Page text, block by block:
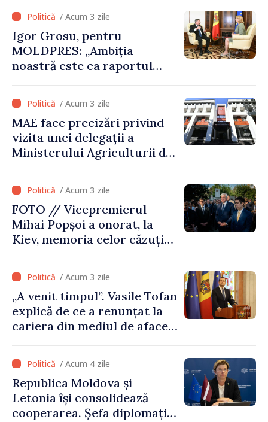
alegerea. Ne-am alăturat
Ucrainei”/ Acum 3 zile
Igor Grosu, pentru
MOLDPRES: „Ambiția
noastră este ca raportul
an să fie și mai bun”
/ Acum 3 zile
MAE face precizări privind
vizita unei delegații a
Ministerului Agriculturii din
/ Acum 3 zile
FOTO // Vicepremierul
Mihai Popșoi a onorat, la
Kiev, memoria celor căzuți
„Acest război trebuie să
înceteze”/ Acum 3 zile
„A venit timpul”. Vasile Tofan
explică de ce a renunțat la
cariera din mediul de afaceri
premier. Ce crede Igor
Grosu despre noul șef al
Guvernului
/ Acum 4 zile
Republica Moldova și
Letonia își consolidează
cooperarea. Șefa diplomației